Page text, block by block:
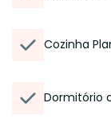
Cozinha
Dormitório